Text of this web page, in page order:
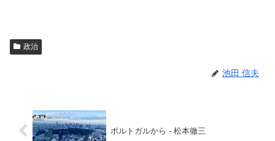
政治
池田 信夫
ポルトガルから - 松本徹三